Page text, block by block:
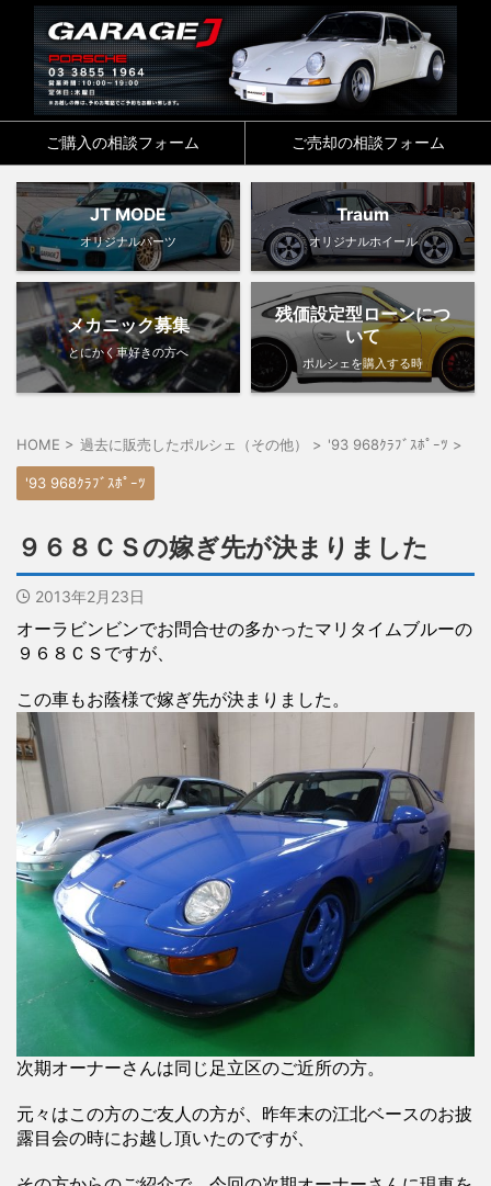
ご購入の相談フォーム ご売却の相談フォーム
JT MODE
オリジナルパーツ
Traum
オリジナルホイール
メカニック募集
とにかく車好きの方へ
残価設定型ローンにつ
いて
ポルシェを購入する時
HOME > 過去に販売したポルシェ（その他） > '93 968ｸﾗﾌﾞｽﾎﾟｰﾂ >
'93 968ｸﾗﾌﾞｽﾎﾟｰﾂ
９６８ＣＳの嫁ぎ先が決まりました
2013年2月23日
オーラビンビンでお問合せの多かったマリタイムブルーの
９６８ＣＳですが、
この車もお蔭様で嫁ぎ先が決まりました。
次期オーナーさんは同じ足立区のご近所の方。
元々はこの方のご友人の方が、昨年末の江北ベースのお披
露目会の時にお越し頂いたのですが、